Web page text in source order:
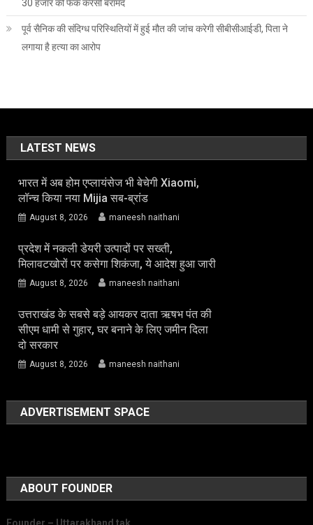
30 हजार की फेक करेंसी बरामद
पूर्व सैनिक की संदिग्ध परिस्थितियों में हुई मौत की जांच करेगी सीबीसीआईडी, पिता ने
लगाया है हत्या का आरोप
LATEST NEWS
भारत में अब होम एप्लायंसेज भी बेचेगी Xiaomi,
लॉन्च किया नया Mijia सब-ब्रांड
August 8, 2026 maneesh naithani
प्रदेश में नकली डेयरी उत्पादों पर सख्ती,
मिलावटखोरों पर कसेगा शिकंजा, ये आदेश हुआ जारी
August 8, 2026 maneesh naithani
उत्तराखंड के सबसे बड़े आयकर दाता ऋषभ पंत की
सीएम धामी से गुहार, घर बनाने के लिए जमीन दिला
दो सरकार
August 8, 2026 maneesh naithani
ADVERTISEMENT SPACE
ABOUT FOUNDER